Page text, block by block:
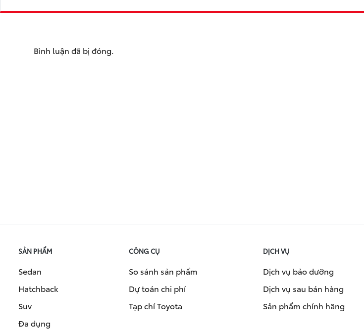
Bình luận đã bị đóng.
SẢN PHẨM
Sedan
Hatchback
Suv
Đa dụng
CÔNG CỤ
So sánh sản phẩm
Dự toán chi phí
Tạp chí Toyota
DỊCH VỤ
Dịch vụ bảo dưỡng
Dịch vụ sau bán hàng
Sản phẩm chính hãng